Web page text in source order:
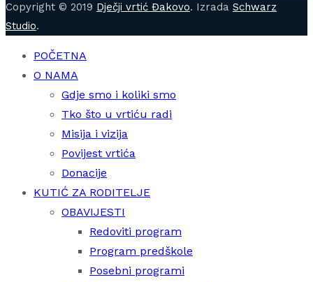
Copyright © 2019 Dječji vrtić Đakovo. Izrada Schwarz
Studio.
POČETNA
O NAMA
Gdje smo i koliki smo
Tko što u vrtiću radi
Misija i vizija
Povijest vrtića
Donacije
KUTIĆ ZA RODITELJE
OBAVIJESTI
Redoviti program
Program predškole
Posebni programi